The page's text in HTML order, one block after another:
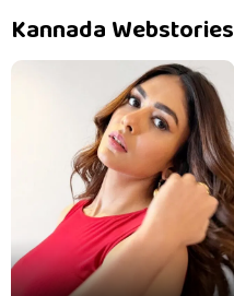
Kannada Webstories